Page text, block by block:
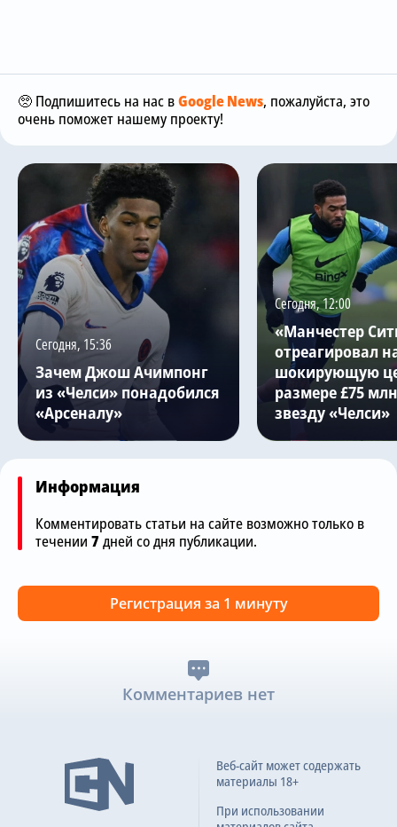
🥺 Подпишитесь на нас вGoogle News, пожалуйста, это
очень поможет нашему проекту!
Сегодня, 15:36
Зачем Джош Ачимпонг
из «Челси» понадобился
«Арсеналу»
Сегодня, 12:00
«Манчестер
отреагировал
шокирующую
размере £75
звезду «Челси»
Информация
Комментировать статьи на сайте возможно только в
течении 7дней со дня публикации.
Регистрация за 1 минуту
Комментариев нет
Веб-сайт может содержать
материалы 18+
При использовании